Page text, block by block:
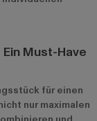
Must-Have
für einen
nur maximalen